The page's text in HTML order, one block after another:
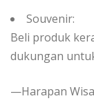
Souvenir:
Beli produk
dukungan
—Harapan